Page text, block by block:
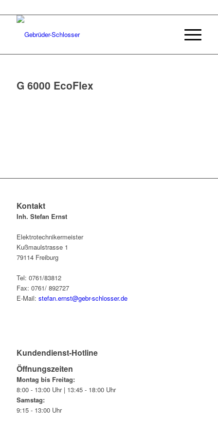
G 6000 EcoFlex
Kontakt
Inh. Stefan Ernst
Elektrotechnikermeister
Kußmaulstrasse 1
79114 Freiburg
Tel: 0761/83812
Fax: 0761/ 892727
E-Mail: stefan.ernst@gebr-schlosser.de
Kundendienst-Hotline
Öffnungszeiten
Montag bis Freitag:
8:00 - 13:00 Uhr | 13:45 - 18:00 Uhr
Samstag:
9:15 - 13:00 Uhr